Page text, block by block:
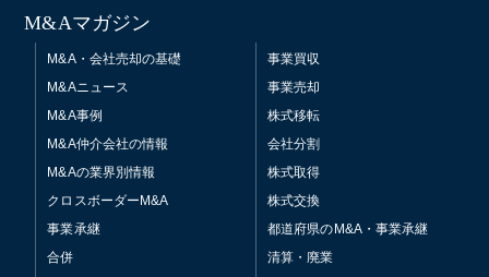
M&Aマガジン
M&A・会社売却の基礎
M&Aニュース
M&A事例
M&A仲介会社の情報
M&Aの業界別情報
クロスボーダーM&A
事業承継
合併
事業買収
事業売却
株式移転
会社分割
株式取得
株式交換
都道府県のM&A・事業承継
清算・廃業